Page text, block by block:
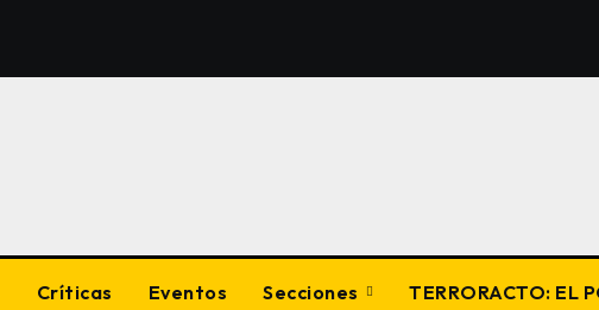
Críticas Eventos Secciones TERRORACTO: EL